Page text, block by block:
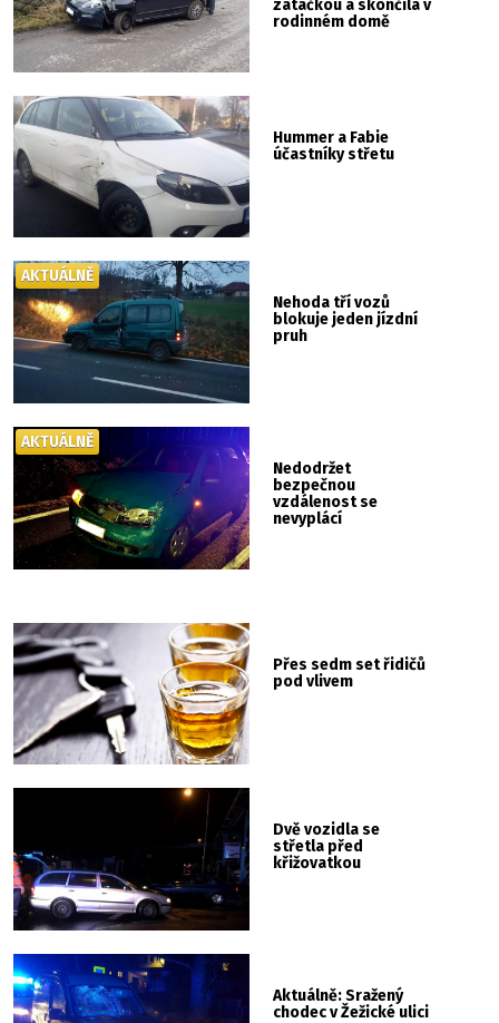
zatáčkou a skončila v
rodinném domě
Hummer a Fabie
účastníky střetu
Nehoda tří vozů
blokuje jeden jízdní
pruh
AKTUÁLNĚ
Nedodržet
bezpečnou
vzdálenost se
nevyplácí
AKTUÁLNĚ
Přes sedm set řidičů
pod vlivem
Dvě vozidla se
střetla před
křižovatkou
Aktuálně: Sražený
chodec v Žežické ulici